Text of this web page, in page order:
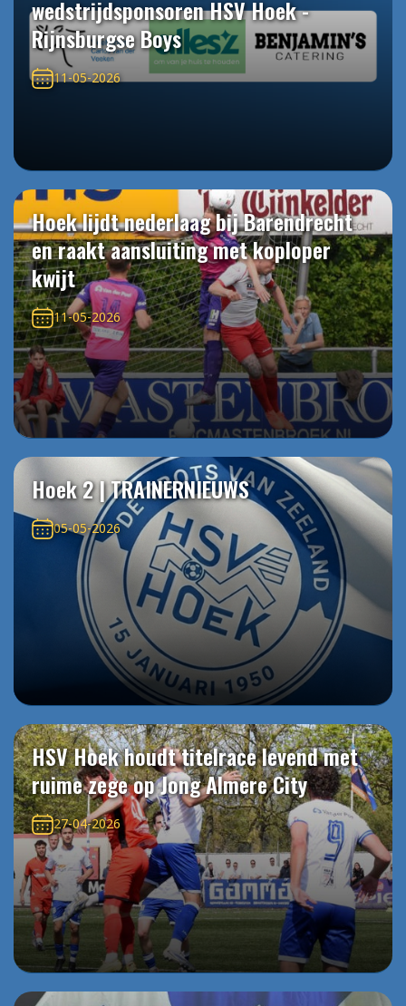
wedstrijdsponsoren HSV Hoek -
Rijnsburgse Boys
11-05-2026
Hoek lijdt nederlaag bij Barendrecht
en raakt aansluiting met koploper
kwijt
11-05-2026
Hoek 2 | TRAINERNIEUWS
05-05-2026
HSV Hoek houdt titelrace levend met
ruime zege op Jong Almere City
27-04-2026